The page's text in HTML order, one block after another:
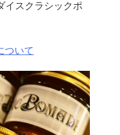
イスクラシックポ
ついて